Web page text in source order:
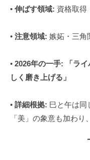
• 伸ばす領域: 資格取得
• 注意領域: 嫉妬・三角
• 2026年の一手:
「ラ
しく磨き上げる」
• 詳細根拠: 巳と午は同
「美」の象意も加わり